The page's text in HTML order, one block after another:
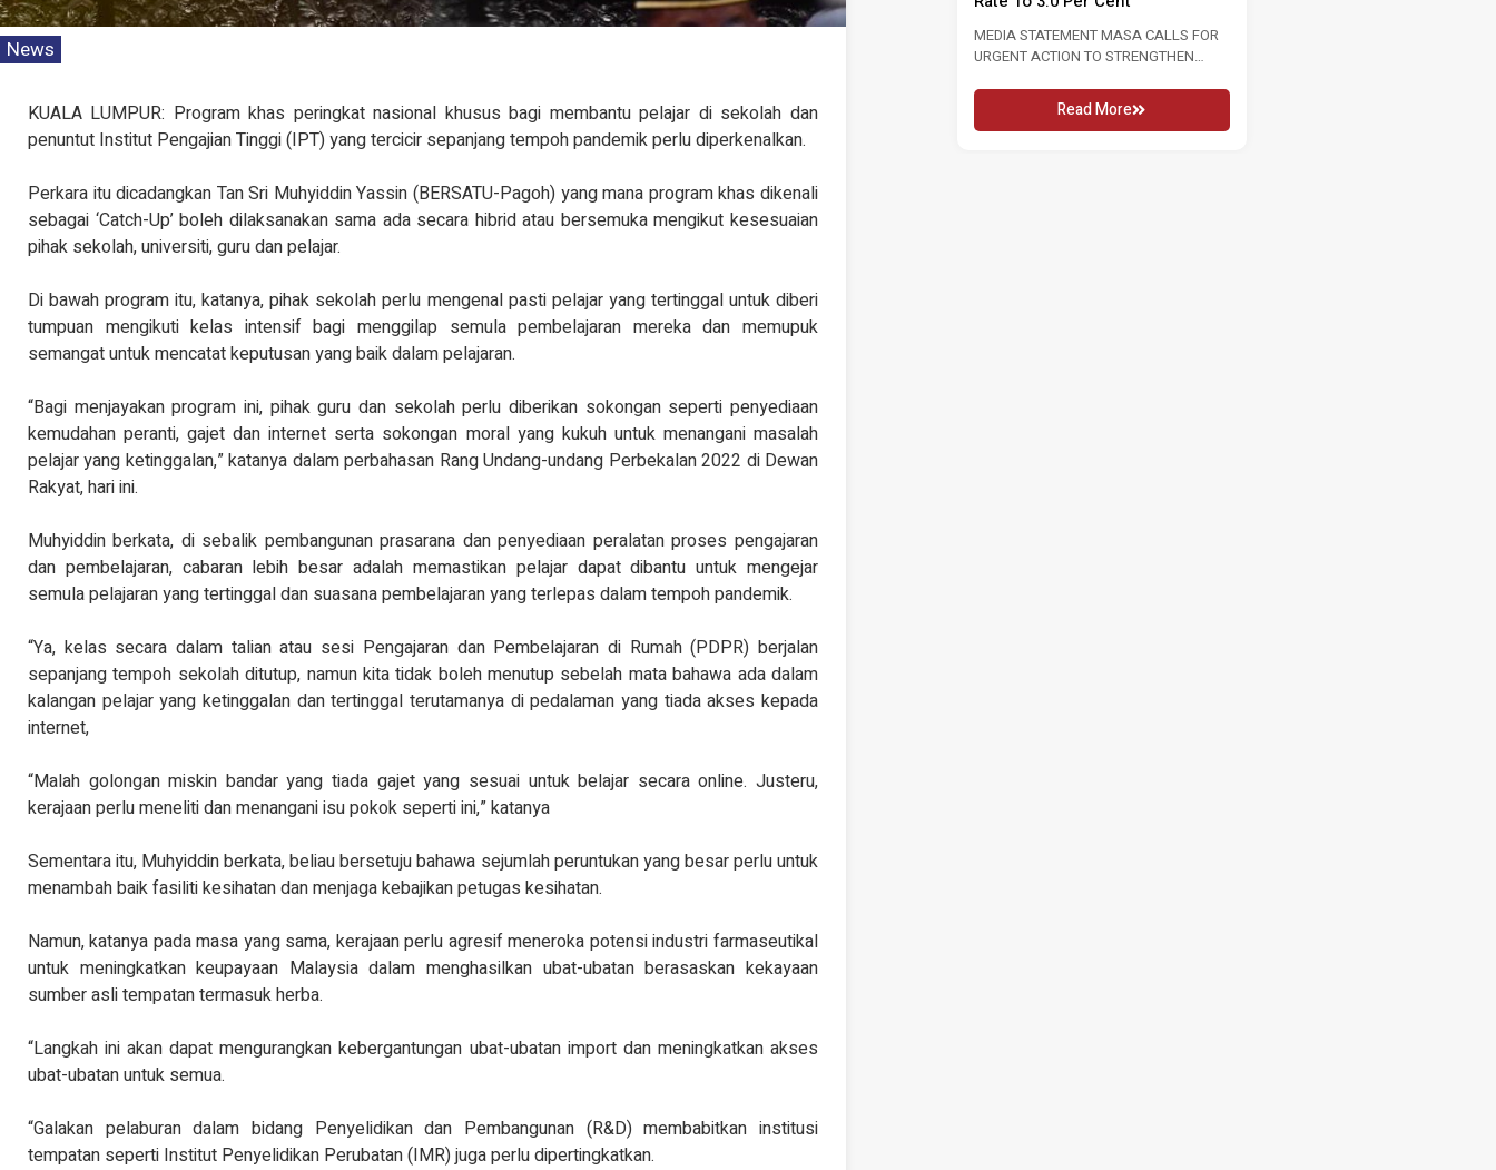
News
KUALA LUMPUR: Program khas peringkat nasional khusus bagi membantu pelajar di sekolah dan
penuntut Institut Pengajian Tinggi (IPT) yang tercicir sepanjang tempoh pandemik perlu diperkenalkan.
Perkara itu dicadangkan Tan Sri Muhyiddin Yassin (BERSATU-Pagoh) yang mana program khas dikenali
sebagai ‘Catch-Up’ boleh dilaksanakan sama ada secara hibrid atau bersemuka mengikut kesesuaian
pihak sekolah, universiti, guru dan pelajar.
Di bawah program itu, katanya, pihak sekolah perlu mengenal pasti pelajar yang tertinggal untuk diberi
tumpuan mengikuti kelas intensif bagi menggilap semula pembelajaran mereka dan memupuk
semangat untuk mencatat keputusan yang baik dalam pelajaran.
“Bagi menjayakan program ini, pihak guru dan sekolah perlu diberikan sokongan seperti penyediaan
kemudahan peranti, gajet dan internet serta sokongan moral yang kukuh untuk menangani masalah
pelajar yang ketinggalan,” katanya dalam perbahasan Rang Undang-undang Perbekalan 2022 di Dewan
Rakyat, hari ini.
Muhyiddin berkata, di sebalik pembangunan prasarana dan penyediaan peralatan proses pengajaran
dan pembelajaran, cabaran lebih besar adalah memastikan pelajar dapat dibantu untuk mengejar
semula pelajaran yang tertinggal dan suasana pembelajaran yang terlepas dalam tempoh pandemik.
“Ya, kelas secara dalam talian atau sesi Pengajaran dan Pembelajaran di Rumah (PDPR) berjalan
sepanjang tempoh sekolah ditutup, namun kita tidak boleh menutup sebelah mata bahawa ada dalam
kalangan pelajar yang ketinggalan dan tertinggal terutamanya di pedalaman yang tiada akses kepada
internet,
“Malah golongan miskin bandar yang tiada gajet yang sesuai untuk belajar secara online. Justeru,
kerajaan perlu meneliti dan menangani isu pokok seperti ini,” katanya
Sementara itu, Muhyiddin berkata, beliau bersetuju bahawa sejumlah peruntukan yang besar perlu untuk
menambah baik fasiliti kesihatan dan menjaga kebajikan petugas kesihatan.
Namun, katanya pada masa yang sama, kerajaan perlu agresif meneroka potensi industri farmaseutikal
untuk meningkatkan keupayaan Malaysia dalam menghasilkan ubat-ubatan berasaskan kekayaan
sumber asli tempatan termasuk herba.
“Langkah ini akan dapat mengurangkan kebergantungan ubat-ubatan import dan meningkatkan akses
ubat-ubatan untuk semua.
“Galakan pelaburan dalam bidang Penyelidikan dan Pembangunan (R&D) membabitkan institusi
tempatan seperti Institut Penyelidikan Perubatan (IMR) juga perlu dipertingkatkan.
MEDIA STATEMENT TINJAUAN
TINJAUAN PERSEPSI PRESTASI
Read More
2026 16 MAY 2026 KUALA LUMPUR, Sat:
In conjunction...
Read More